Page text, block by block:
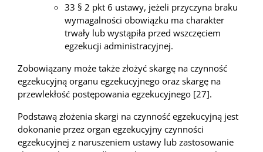
33 § 2 pkt 6 ustawy, jeżeli przyczyna braku
wymagalności obowiązku ma charakter
trwały lub wystąpiła przed wszczęciem
egzekucji administracyjnej.
Zobowiązany może także złożyć skargę na czynność
egzekucyjną organu egzekucyjnego oraz skargę na
przewlekłość postępowania egzekucyjnego [27].
Podstawą złożenia skargi na czynność egzekucyjną jest
dokonanie przez organ egzekucyjny czynności
egzekucyjnej z naruszeniem ustawy lub zastosowanie